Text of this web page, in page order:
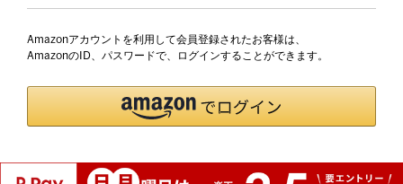
Amazonアカウントを利用して会員登録されたお客様は、
AmazonのID、パスワードで、ログインすることができます。